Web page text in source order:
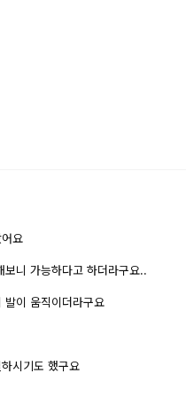
요
니 가능하다고 하더라구요..
이 움직이더라구요
시기도 했구요